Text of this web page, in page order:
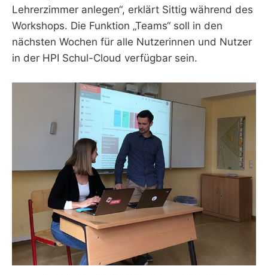
Lehrerzimmer anlegen“, erklärt Sittig während des
Workshops. Die Funktion „Teams“ soll in den
nächsten Wochen für alle Nutzerinnen und Nutzer
in der HPI Schul-Cloud verfügbar sein.